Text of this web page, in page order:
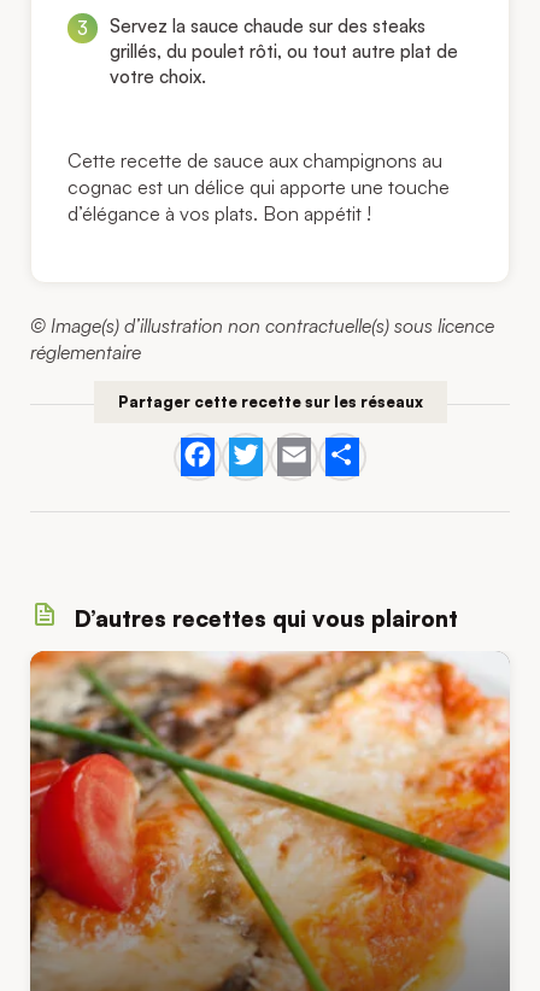
Servez la sauce chaude sur des steaks
grillés, du poulet rôti, ou tout autre plat de
votre choix.
Cette recette de sauce aux champignons au
cognac est un délice qui apporte une touche
d’élégance à vos plats. Bon appétit !
© Image(s) d’illustration non contractuelle(s) sous licence
réglementaire
Partager cette recette sur les réseaux
Facebook
Twitter
EmailShare
D’autres recettes qui vous plairont